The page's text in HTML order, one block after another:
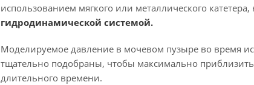
использованием мягкого или металлического
гидродинамической системой.
Моделируемое давление в мочевом пузыре во время
тщательно подобраны, чтобы максимально приблизить
длительного времени.